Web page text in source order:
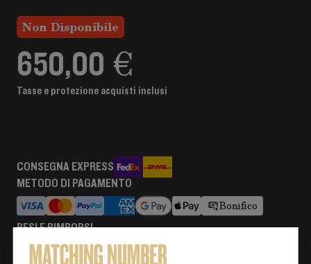
Non Disponibile
650,00 €
Tasse e protezione acquisti inclusi
CONSEGNA EXPRESS
METODO DI PAGAMENTO
Bonifico
RESI E RIMBORSI
Maggiori informazioni